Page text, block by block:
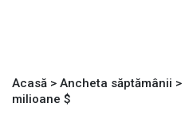
Acasă > Ancheta săptămânii >
milioane $